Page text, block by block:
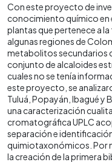
Con este proyecto de
conocimiento químico en
plantas que pertenece a
algunas regiones de
metabolitos secundarios
conjunto de alcaloides
cuales no se tenía
este proyecto, se
Tuluá, Popayán, Ibagué y
una caracterización
cromatográfica UPLC
separación e
quimiotaxonómicos. Por
la creación de la primera